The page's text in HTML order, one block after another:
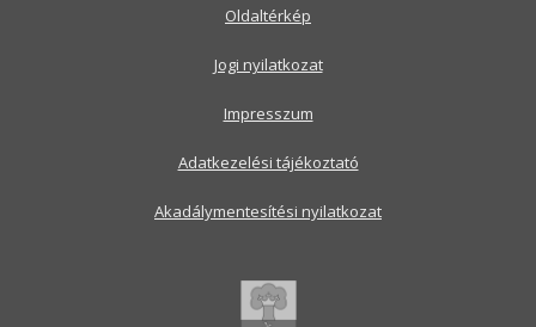
Oldaltérkép
Jogi nyilatkozat
Impresszum
Adatkezelési tájékoztató
Akadálymentesítési nyilatkozat